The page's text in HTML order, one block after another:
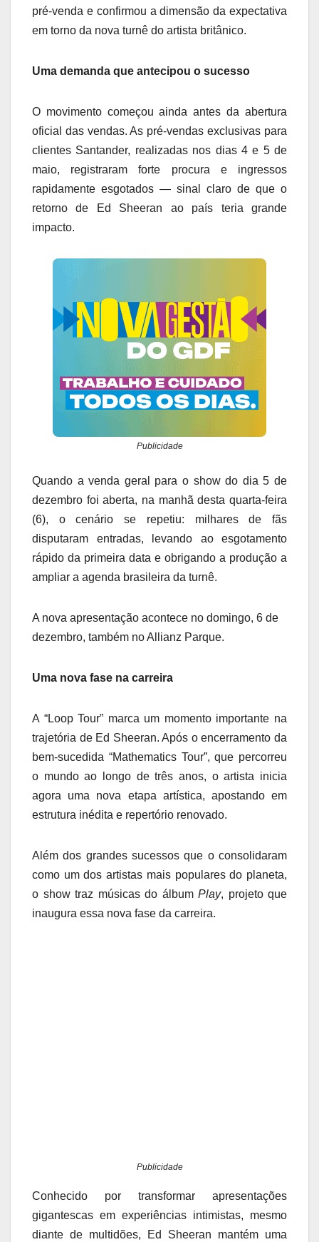
pré-venda e confirmou a dimensão da expectativa
em torno da nova turnê do artista britânico.
Uma demanda que antecipou o sucesso
O movimento começou ainda antes da abertura
oficial das vendas. As pré-vendas exclusivas para
clientes Santander, realizadas nos dias 4 e 5 de
maio, registraram forte procura e ingressos
rapidamente esgotados — sinal claro de que o
retorno de Ed Sheeran ao país teria grande
impacto.
Publicidade
Quando a venda geral para o show do dia 5 de
dezembro foi aberta, na manhã desta quarta-feira
(6), o cenário se repetiu: milhares de fãs
disputaram entradas, levando ao esgotamento
rápido da primeira data e obrigando a produção a
ampliar a agenda brasileira da turnê.
A nova apresentação acontece no domingo, 6 de
dezembro, também no Allianz Parque.
Uma nova fase na carreira
A “Loop Tour” marca um momento importante na
trajetória de Ed Sheeran. Após o encerramento da
bem-sucedida “Mathematics Tour”, que percorreu
o mundo ao longo de três anos, o artista inicia
agora uma nova etapa artística, apostando em
estrutura inédita e repertório renovado.
Além dos grandes sucessos que o consolidaram
como um dos artistas mais populares do planeta,
o show traz músicas do álbum Play, projeto que
inaugura essa nova fase da carreira.
Publicidade
Conhecido por transformar apresentações
gigantescas em experiências intimistas, mesmo
diante de multidões, Ed Sheeran mantém uma